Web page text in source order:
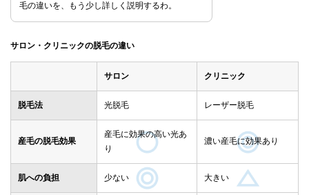
毛の違いを、もう少し詳しく説明するわ。
サロン・クリニックの脱毛の違い
サロン クリニック
脱毛法 光脱毛 レーザー脱毛
産毛の脱毛効果
産毛に効果の高い光あ
り
濃い産毛に効果あり
肌への負担 少ない 大きい